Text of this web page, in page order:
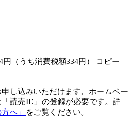
円（うち消費税額334円）
コピー
し込みいただけます。ホームペー
読売ID」の登録が必要です。詳
へ」 をご覧ください。